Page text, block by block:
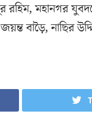
রহিম, মহানগর
জয়ন্ত বাড়ৈ,